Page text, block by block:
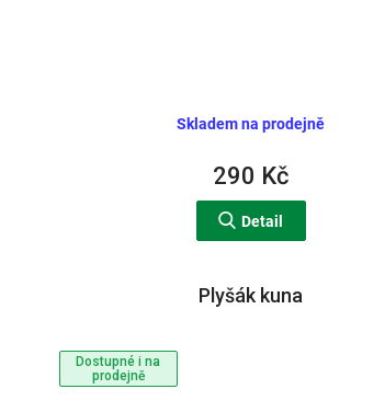
Skladem na prodejně
290 Kč
Detail
Dostupné i na
prodejně
Plyšák kuna